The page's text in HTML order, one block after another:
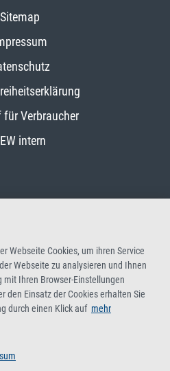
Sitemap
für Verbraucher
intern
Webseite Cookies, um ihren Service
Webseite zu analysieren und Ihnen
Ihren Browser-Einstellungen
den Einsatz der Cookies erhalten Sie
durch einen Klick auf mehr